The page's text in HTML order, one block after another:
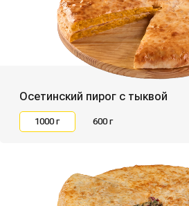
Осетинский пирог с тыквой
1000 г 600 г